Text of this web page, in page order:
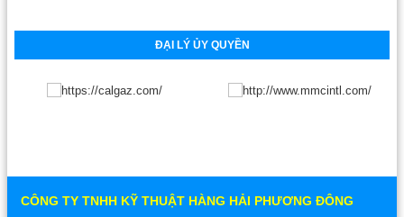
ĐẠI LÝ ỦY QUYỀN
CÔNG TY TNHH KỸ THUẬT HÀNG HẢI PHƯƠNG ĐÔNG